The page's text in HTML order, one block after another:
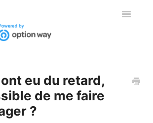
Toggle
Page d'accueil de l'aide
eu du retard,
de me faire
?